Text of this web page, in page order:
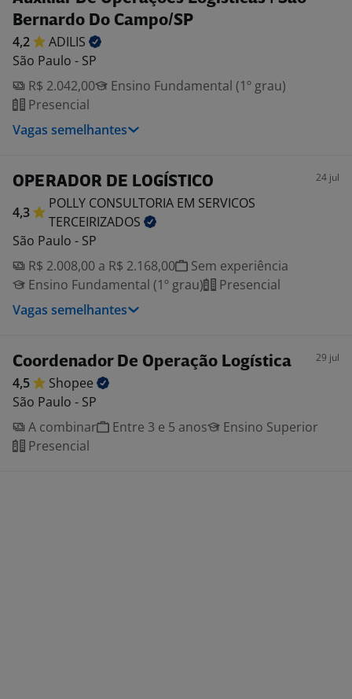
Bernardo Do Campo/SP
4,2
ADILIS
São Paulo - SP
R$ 2.042,00
Ensino Fundamental (1º grau)
Presencial
Vagas semelhantes
OPERADOR DE LOGÍSTICO 24 jul
4,3
POLLY CONSULTORIA EM SERVICOS
TERCEIRIZADOS
São Paulo - SP
R$ 2.008,00 a R$ 2.168,00
Sem experiência
Ensino Fundamental (1º grau)
Presencial
Vagas semelhantes
Coordenador De Operação Logística 29 jul
4,5
Shopee
São Paulo - SP
A combinar
Entre 3 e 5 anos
Ensino Superior
Presencial